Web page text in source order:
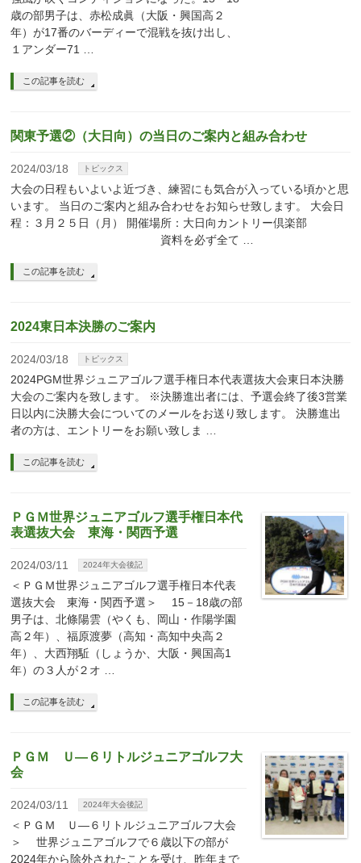
歳の部男子は、赤松成眞（大阪・興国高２
年）が17番のバーディーで混戦を抜け出し、
１アンダー71 …
この記事を読む
関東予選②（大日向）の当日のご案内と組み合わせ
2024/03/18 トピックス
大会の日程もいよいよ近づき、練習にも気合が入っている頃かと思
います。 当日のご案内と組み合わせをお知らせ致します。 大会日
程：３月２５日（月） 開催場所：大日向カントリー倶楽部
資料を必ず全て …
この記事を読む
2024東日本決勝のご案内
2024/03/18 トピックス
2024PGM世界ジュニアゴルフ選手権日本代表選抜大会東日本決勝
大会のご案内を致します。 ※決勝進出者には、予選会終了後3営業
日以内に決勝大会についてのメールをお送り致します。 決勝進出
者の方は、エントリーをお願い致しま …
この記事を読む
ＰＧＭ世界ジュニアゴルフ選手権日本代
表選抜大会 東海・関西予選
2024/03/11 2024年大会後記
＜ＰＧＭ世界ジュニアゴルフ選手権日本代表
選抜大会 東海・関西予選＞ 15－18歳の部
男子は、北條陽雲（やくも、岡山・作陽学園
高２年）、福原渡夢（高知・高知中央高２
年）、大西翔駈（しょうか、大阪・興国高1
年）の３人が２オ …
この記事を読む
ＰＧＭ Ｕ―６リトルジュニアゴルフ大
会
2024/03/11 2024年大会後記
＜ＰＧＭ Ｕ―６リトルジュニアゴルフ大会
＞ 世界ジュニアゴルフで６歳以下の部が
2024年から除外されたことを受け、昨年まで